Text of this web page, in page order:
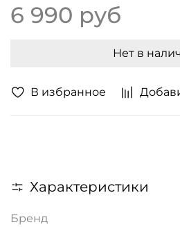
В избранное
6 990 руб
Нет в
Характеристики
Бренд